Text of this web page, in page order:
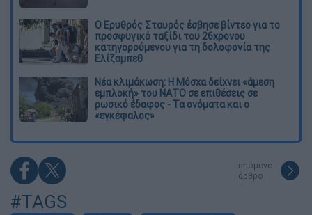
Ο Ερυθρός Σταυρός έσβησε βίντεο για το
προσφυγικό ταξίδι του 26χρονου
κατηγορούμενου για τη δολοφονία της
Ελίζαμπεθ
Νέα κλιμάκωση: Η Μόσχα δείχνει «άμεση
εμπλοκή» του ΝΑΤΟ σε επιθέσεις σε
ρωσικό έδαφος - Τα ονόματα και ο
«εγκέφαλος»
επόμενο
άρθρο
#TAGS